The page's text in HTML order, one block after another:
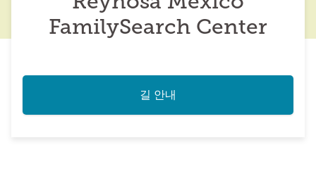
FamilySearch Center
길 안내